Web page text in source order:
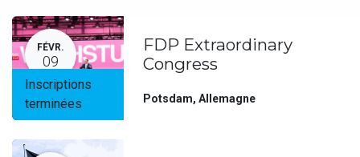
FÉVR.
09
Inscriptions
terminées
FDP Extraordinary
Congress
Potsdam,Allemagne